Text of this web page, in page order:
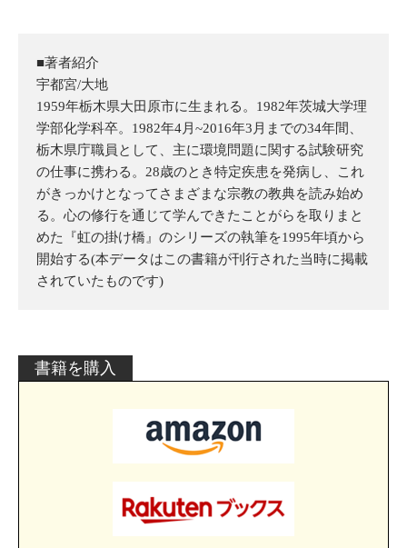
■著者紹介
宇都宮/大地
1959年栃木県大田原市に生まれる。1982年茨城大学理
学部化学科卒。1982年4月~2016年3月までの34年間、
栃木県庁職員として、主に環境問題に関する試験研究
の仕事に携わる。28歳のとき特定疾患を発病し、これ
がきっかけとなってさまざまな宗教の教典を読み始め
る。心の修行を通じて学んできたことがらを取りまと
めた『虹の掛け橋』のシリーズの執筆を1995年頃から
開始する(本データはこの書籍が刊行された当時に掲載
されていたものです)
書籍を購入